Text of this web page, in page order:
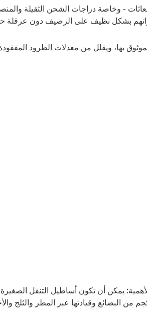
- وخاصة دراجات الشحن الثقيلة
بشكل نظيف على الرصيف دون عرقلة
بها، ويقلل من معدلات الطرود
يمكن أن تكون أساطيل التنقل
عمل مكثفة ومستمرة. دراجات الشحن الكهربائية القياسية المخصصة للمستهلكين، عند تحميلها بـ